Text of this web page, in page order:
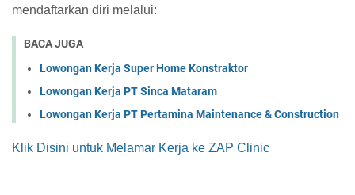
mendaftarkan diri melalui:
BACA JUGA
Lowongan Kerja Super Home Konstraktor
Lowongan Kerja PT Sinca Mataram
Lowongan Kerja PT Pertamina Maintenance & Construction
Klik Disini untuk Melamar Kerja ke ZAP Clinic